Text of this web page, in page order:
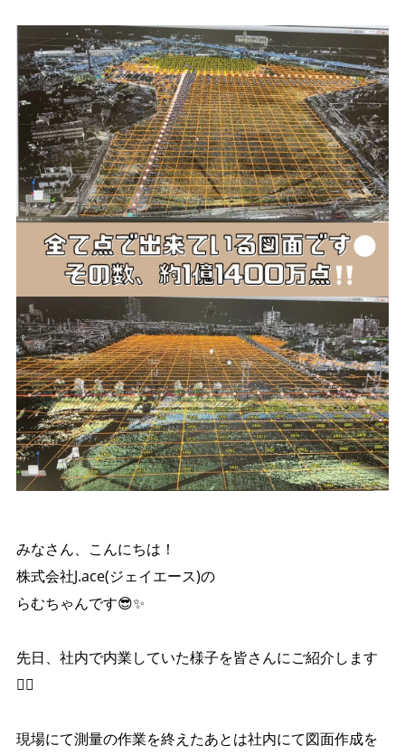
みなさん、こんにちは！
株式会社J.ace(ジェイエース)の
らむちゃんです😎✨️
先日、社内で内業していた様子を皆さんにご紹介します
👷‍♀️
現場にて測量の作業を終えたあとは社内にて図面作成を